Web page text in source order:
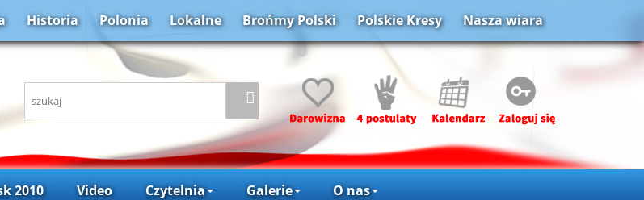
Historia Polonia Lokalne Brońmy Polski Polskie Kresy Nasza wiara
2010 Video Czytelnia Galerie O nas